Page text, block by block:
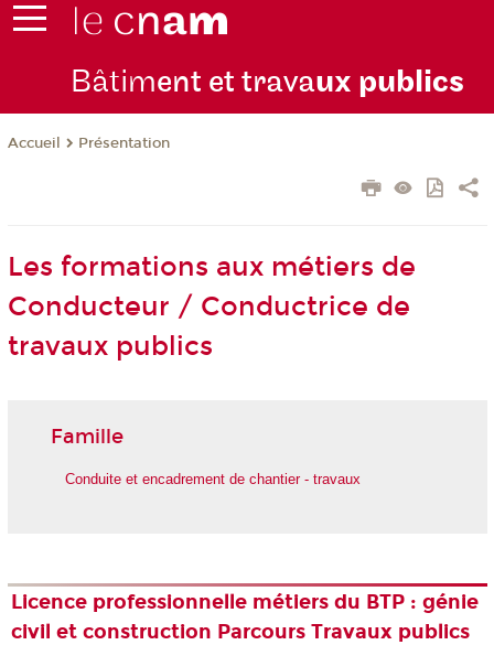
Bâtiment et travaux publics
Accueil Présentation
Les formations aux métiers de
Conducteur / Conductrice de
travaux publics
Famille
Conduite et encadrement de chantier - travaux
Licence professionnelle métiers du BTP : génie
civil et construction Parcours Travaux publics